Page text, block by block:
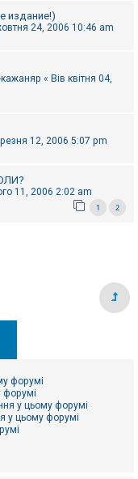
издание!)
24, 2006 10:46 am
« Вів квітня 04,
12, 2006 5:07 pm
11, 2006 2:02 am
1 2
форумі
форумі
у цьому форумі
у цьому форумі